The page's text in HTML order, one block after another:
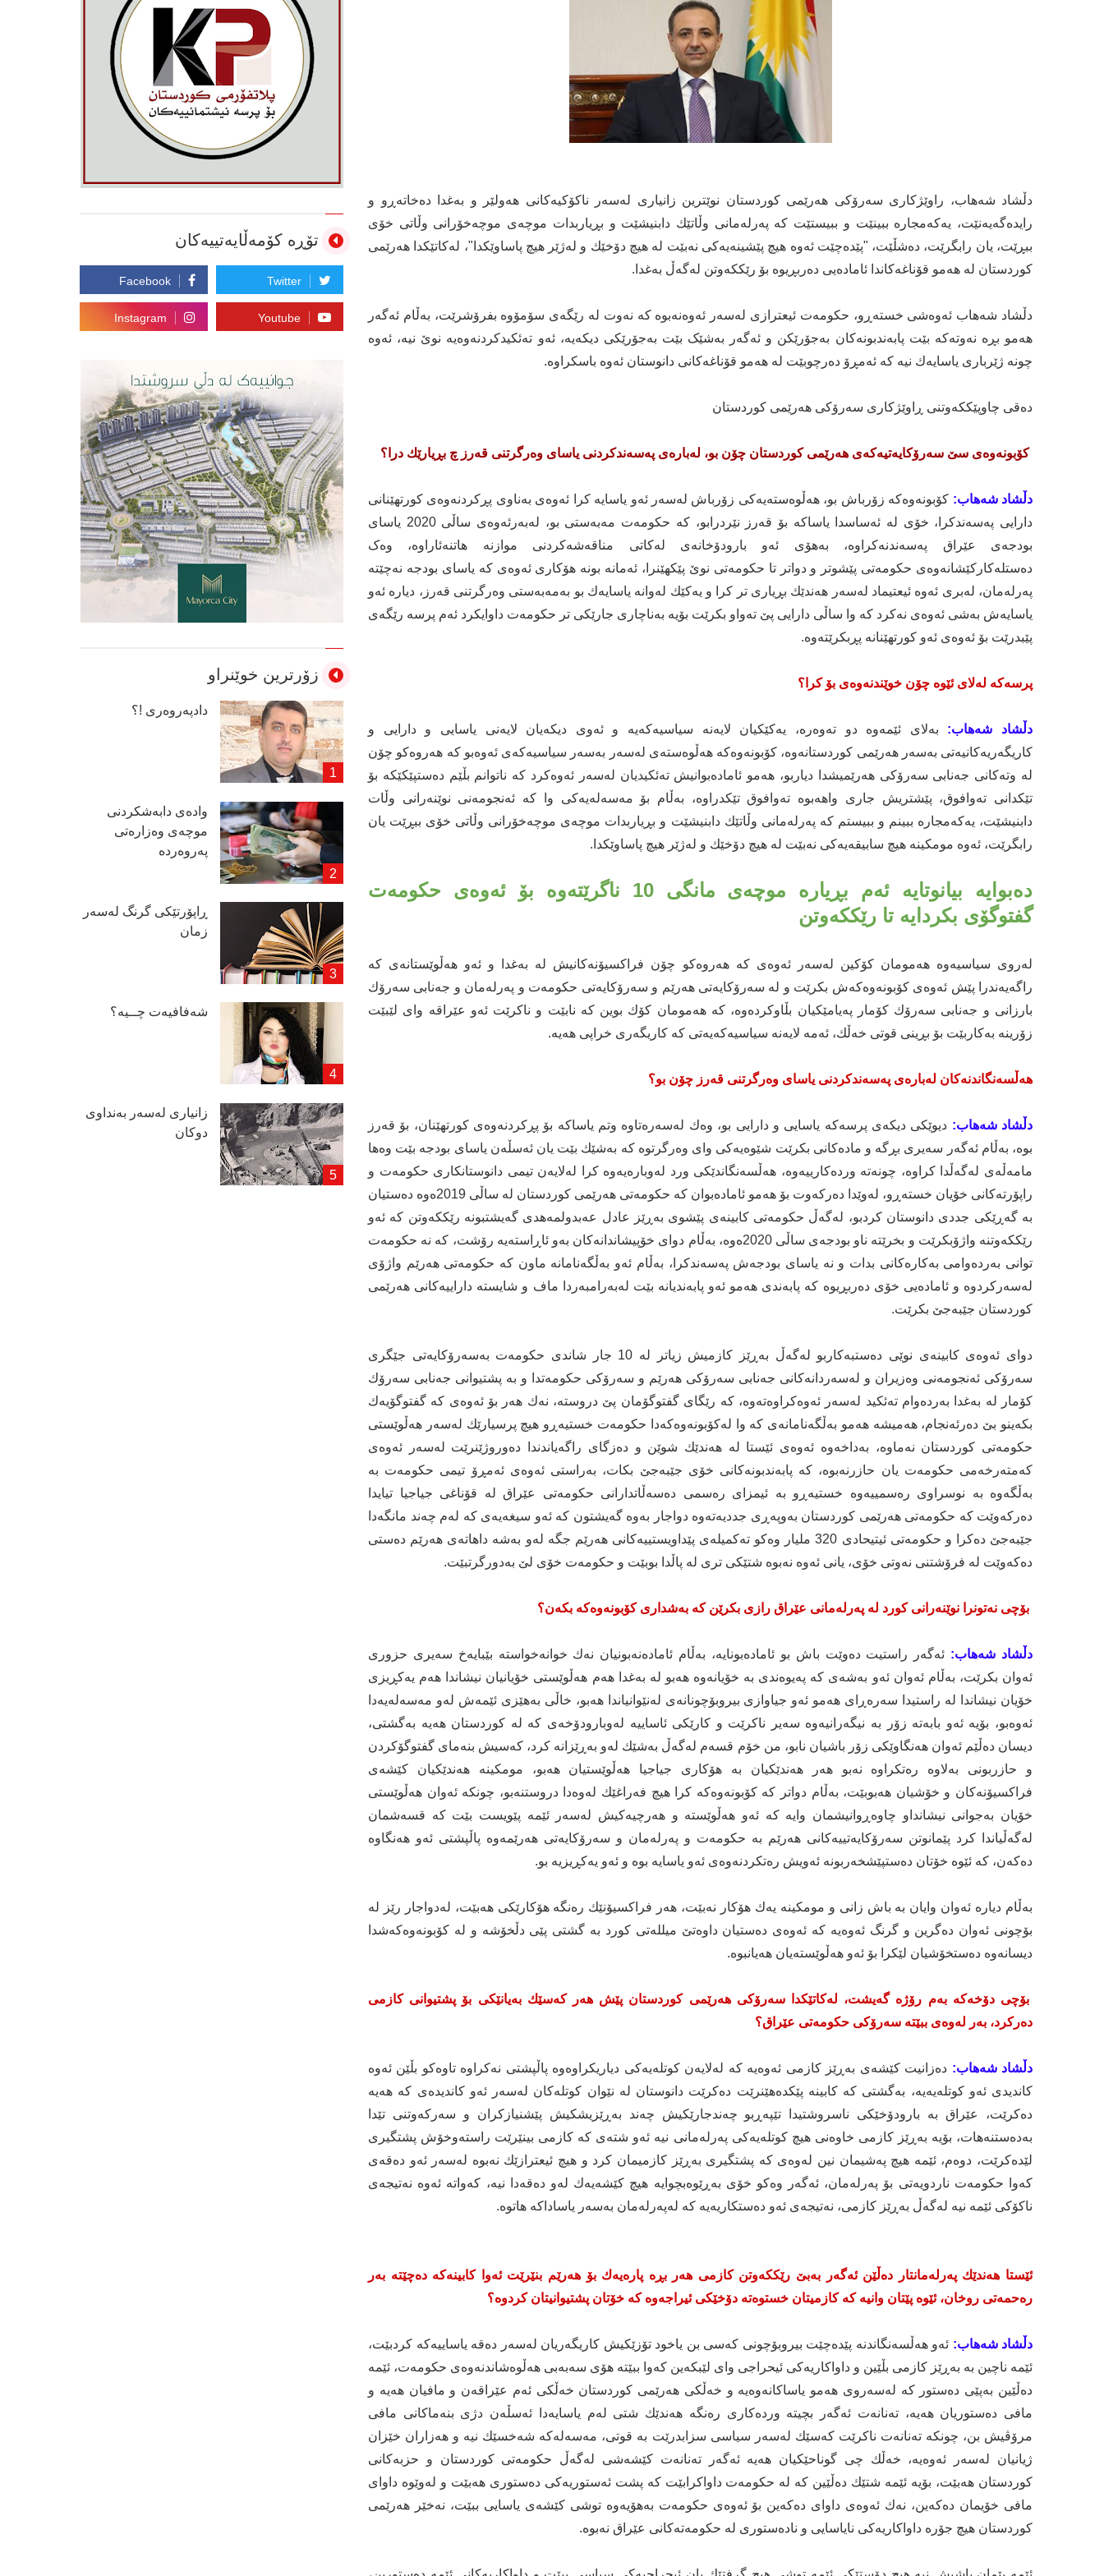
دڵشاد شەھاب، راوێژکاری سەرۆکی ھەرێمی کوردستان نوێترین زانیاری لەسەر ناکۆکیەکانی ھەولێر و بەغدا دەخاتەڕو و
رایدەگەیەنێت، یه‌كه‌مجاره‌ ببینێت و ببیستێت كه‌ په‌رله‌مانی وڵاتێك دابنیشێت و بڕیاربدات موچه‌ی موچه‌خۆرانی وڵاتی خۆی
ببڕێت، یان رابگرێت، دەشڵێت، "پێدەچێت ئه‌وه‌ هیچ پێشینەیەکی نه‌بێت له‌ هیچ دۆخێك و له‌ژێر هیچ پاساوێكدا"، لەکاتێکدا هەرێمی
کوردستان لە هەمو قۆناغەکاندا ئامادەیی دەربڕیوە بۆ رێککەوتن لەگەڵ بەغدا.
دڵشاد شەھاب ئەوەشی خستەڕو، حكومه‌ت ئیعترازی له‌سه‌ر ئه‌وه‌نه‌بوه‌ كه‌ نه‌وت له‌ رێگه‌ی سۆمۆوه‌ بفرۆشرێت، بەڵام ئه‌گه‌ر
هەمو بڕە نەوتەکە بێت پابەندبونەکان بەجۆرێکن و ئەگەر بەشێک بێت بەجۆرێکی دیکەیە، ئه‌و ته‌ئكیدكردنه‌وه‌یه‌ نوێ نیه‌، ئه‌وه‌
چونه‌ ژێرباری یاسایه‌ك نیه‌ كه‌ ئه‌مڕۆ ده‌رچوبێت له‌ هه‌مو قۆناغه‌كانی دانوستان ئەوە باسکراوە.
دەقی چاوپێککەوتنی ڕاوێژکاری سەرۆکی هەرێمی کوردستان
كۆبونه‌وه‌ی سێ سه‌رۆكایه‌تیه‌كه‌ی هه‌رێمی‌ كوردستان چۆن بو، له‌باره‌ی په‌سه‌ندكردنی یاسای وه‌رگرتنی قه‌رز چ بڕیارێك درا؟
دڵشاد شه‌هاب: كۆبونه‌وه‌كه‌ زۆرباش بو، هه‌ڵوه‌سته‌یه‌كی زۆرباش له‌سه‌ر ئه‌و یاسایه‌ كرا ئه‌وه‌ی به‌ناوی پڕكردنه‌وه‌ی كورتهێنانی
دارایی په‌سه‌ندكرا، خۆی له‌ ئه‌ساسدا یاساكه‌ بۆ قه‌رز نێردرابو، كه‌ حكومه‌ت مه‌به‌ستی بو، له‌به‌رئه‌وه‌ی ساڵی 2020 یاسای
بودجه‌ی عێراق په‌سه‌ندنه‌كراوه‌، بەهۆی ئەو بارودۆخانه‌ی له‌كاتی مناقه‌شه‌كردنی موازنه‌ هاتنه‌ئاراوه‌، وەک
ده‌ستله‌كاركێشانه‌وه‌ی حكومه‌تی پێشوتر و دواتر تا حكومه‌تی نوێ پێکهێنرا، ئه‌مانه‌ بونه‌ هۆكاری ئه‌وه‌ی كه‌ یاسای بودجه‌ نه‌چێته‌
په‌رله‌مان، له‌بری ئه‌وه‌ ئیعتیماد له‌سه‌ر هه‌ندێك بڕیاری تر كرا و یه‌كێك له‌وانه‌ یاسایه‌ك بو به‌مه‌به‌ستی وه‌رگرتنی قه‌رز، دیاره‌ ئه‌و
یاسایه‌ش به‌شی ئه‌وه‌ی نه‌كرد كه‌ وا ساڵی دارایی پێ ته‌واو بكرێت بۆیه‌ به‌ناچاری جارێكی تر حكومه‌ت داوایكرد ئه‌م پرسه‌ رێگه‌ی
پێبدرێت بۆ ئه‌وه‌ی ئه‌و كورتهێنانه‌ پڕبكرێته‌وه‌.
پرسەکە لەلای ئێوە چۆن خوێندنەوەی بۆ کرا؟
دڵشاد شه‌هاب: به‌لای ئێمه‌وە دو ته‌وه‌ره‌، یه‌كێكیان لایه‌نه‌ سیاسیه‌كه‌یه‌ و ئه‌وی دیكه‌یان لایه‌نی یاسایی و دارایی و
كاریگه‌ریه‌كانیه‌تی به‌سه‌ر هه‌رێمی كوردستانه‌وه‌، كۆبونه‌وه‌كه‌ هه‌ڵوه‌سته‌ی له‌سه‌ر به‌سه‌ر سیاسیه‌كه‌ی ئه‌وه‌بو كه‌ هه‌روه‌كو چۆن
له‌ وته‌كانی جه‌نابی سه‌رۆكی هه‌رێمیشدا دیاربو، هه‌مو ئاماده‌بوانیش ته‌ئكیدیان له‌سه‌ر ئه‌وه‌كرد كه‌ ناتوانم بڵێم ده‌ستپێكێكه بۆ
تێکدانی تەوافوق‌، پێشتریش جاری واهه‌بوه‌ ته‌وافوق تێكدراوه‌، به‌ڵام بۆ مه‌سه‌له‌یه‌كی وا كه‌ ئه‌نجومه‌نی نوێنه‌رانی وڵات
دابنیشێت، یه‌كه‌مجاره‌ ببینم و ببیستم كه‌ په‌رله‌مانی وڵاتێك دابنیشێت و بڕیاربدات موچه‌ی موچه‌خۆرانی وڵاتی خۆی ببڕێت یان
رابگرێت، ئه‌وه‌ مومكینه‌ هیچ سابیقه‌یه‌كی نه‌بێت له‌ هیچ دۆخێك و له‌ژێر هیچ پاساوێكدا.
ده‌بوایه‌ بیانوتایه‌ ئه‌م بڕیاره‌ موچه‌ی مانگی 10 ناگرێته‌وه‌ بۆ ئه‌وه‌ی حكومه‌ت
گفتوگۆی بكردایه‌ تا رێككه‌وتن
له‌روی سیاسیه‌وه‌ هه‌مومان كۆكین له‌سه‌ر ئه‌وه‌ی كه‌ هه‌روه‌كو چۆن فراكسیۆنه‌كانیش له‌ به‌غدا و ئه‌و هه‌ڵوێستانه‌ی كه‌
راگه‌یه‌ندرا پێش ئه‌وه‌ی كۆبونه‌وه‌كه‌ش بكرێت و له‌ سه‌رۆكایه‌تی هه‌رێم و سه‌رۆكایه‌تی حكومه‌ت و په‌رله‌مان و جه‌نابی سه‌رۆك
بارزانی و جه‌نابی سه‌رۆك كۆمار په‌یامێكیان بڵاوکردەوە، كه‌ هه‌مومان كۆك بوین كه‌ نابێت و ناكرێت ئه‌و عێراقه‌ وای لێبێت
زۆرینە به‌كاربێت بۆ بڕینی قوتی خه‌ڵك، ئه‌مه‌ لایه‌نه‌ سیاسیه‌كه‌یه‌تی كه‌ كاریگه‌ری خراپی هه‌یه‌.
هەڵسەنگاندنەکان لەبارەی پەسەندکردنی یاسای وەرگرتنی قەرز چۆن بو؟
دڵشاد شه‌هاب: دیوێکی دیکەی پرسەکە یاسایی و دارایی بو‌، وه‌ك له‌سه‌ره‌تاوه‌ وتم یاساكه‌ بۆ پڕكردنه‌وه‌ی كورتهێنان، بۆ قه‌رز
بوه‌، به‌ڵام ئه‌گه‌ر سه‌یری بڕگه‌ و ماده‌كانی بكرێت شێوەیەکی وای وه‌رگرتوه‌ كه‌ به‌شێك بێت یان ئه‌سڵه‌ن یاسای بودجه‌ بێت وه‌ها
مامه‌ڵه‌ی له‌گه‌ڵدا كراوه‌، چونه‌ته‌ ورده‌كارییه‌وه‌، هه‌ڵسه‌نگاندێكی ورد له‌وباره‌یه‌وه‌ كرا له‌لایه‌ن تیمی دانوستانكاری حكومه‌ت و
راپۆرته‌كانی خۆیان خسته‌ڕو، له‌وێدا ده‌ركه‌وت بۆ هه‌مو ئاماده‌بوان كه‌ حكومه‌تی هه‌رێمی كوردستان له‌ ساڵی 2019ه‌وه‌ ده‌ستیان
به‌ گه‌ڕێكی جددی دانوستان كردبو، له‌گه‌ڵ حكومه‌تی كابینه‌ی پێشوی به‌ڕێز عادل عه‌بدولمه‌هدی گه‌یشتبونه‌ رێككه‌وتن كه‌ ئه‌و
رێككه‌وتنه‌ واژۆبكرێت و بخرێته‌ ناو بودجه‌ی ساڵی 2020ه‌وه،‌ به‌ڵام دوای خۆپیشاندانه‌كان به‌و ئاڕاسته‌یه‌ رۆشت، كه‌ نه‌ حكومه‌ت
توانی به‌رده‌وامی به‌كاره‌كانی بدات و نه‌ یاسای بودجه‌ش په‌سه‌ندكرا، به‌ڵام ئه‌و به‌ڵگه‌نامانه‌ ماون كه‌ حكومه‌تی هه‌رێم واژۆی
له‌سه‌ركردوه‌ و ئاماده‌یی خۆی ده‌ربڕیوه‌ كه‌ پابه‌ندی هه‌مو ئه‌و پابەندیانە بێت له‌به‌رامبه‌ردا ماف و شایسته‌ داراییه‌كانی هه‌رێمی
كوردستان جێبه‌جێ بكرێت.
دوای ئه‌وه‌ی كابینه‌ی نوێی ده‌ستبه‌كاربو له‌گه‌ڵ به‌ڕێز كازمیش زیاتر له‌ 10 جار شاندی حكومه‌ت به‌سه‌رۆكایه‌تی جێگری
سه‌رۆكی ئه‌نجومه‌نی وه‌زیران و له‌سه‌ردانه‌كانی جه‌نابی سه‌رۆكی هه‌رێم و سه‌رۆكی حكومه‌تدا و به‌ پشتیوانی جه‌نابی سه‌رۆك
كۆمار له‌ به‌غدا به‌رده‌وام ته‌ئكید له‌سه‌ر ئه‌وه‌كراوه‌ته‌وه،‌ كه‌ رێگای گفتوگۆمان پێ دروسته‌، نه‌ك هه‌ر بۆ ئه‌وه‌ی كه‌ گفتوگۆیه‌ك
بكه‌ینو بێ ده‌رئه‌نجام، هه‌میشه‌ هه‌مو به‌ڵگه‌نامانه‌ی كه‌ وا له‌كۆبونه‌وه‌كه‌دا حكومه‌ت خستیه‌ڕو هیچ پرسیارێك له‌سه‌ر هه‌ڵوێستی
حكومه‌تی كوردستان نه‌ماوه‌، به‌داخه‌وه‌ ئه‌وه‌ی ئێستا له‌ هه‌ندێك شوێن و ده‌زگای راگه‌یاندندا ده‌وروژێنرێت له‌سه‌ر ئه‌وه‌ی
كه‌مته‌رخه‌می حكومه‌ت یان حازرنه‌بوه‌، كه‌ پابه‌ندبونه‌كانی خۆی جێبه‌جێ بكات، به‌راستی ئه‌وه‌ی ئه‌مڕۆ تیمی حكومه‌ت به‌
به‌ڵگه‌وه‌ به‌ نوسراوی ره‌سمییه‌وه‌ خستیه‌ڕو به‌ ئیمزای ره‌سمی ده‌سه‌ڵاتدارانی حكومه‌تی عێراق له‌ قۆناغی جیاجیا تیایدا
ده‌ركه‌وێت كه‌ حكومه‌تی هه‌رێمی كوردستان به‌وپه‌ڕی جددیه‌ته‌وه‌ دواجار به‌وه‌ گه‌یشتون كه‌ ئه‌و سیغه‌یه‌ی كه‌ له‌م چه‌ند مانگه‌دا
جێبه‌جێ ده‌كرا و حكومه‌تی ئیتیحادی 320 ملیار وه‌كو ته‌كمیله‌ی پێداویستییه‌كانی هه‌رێم جگه‌ له‌و به‌شه‌ داهاته‌ی هه‌رێم ده‌ستی
ده‌كه‌وێت له‌ فرۆشتنی نه‌وتی خۆی، یانی ئه‌وه‌ نه‌بوه‌ شتێكی تری له‌ پاڵدا بوبێت و حكومه‌ت خۆی لێ به‌دورگرتبێت.
بۆچی نه‌تونرا نوێنه‌رانی كورد له‌ په‌رله‌مانی عێراق رازی بكرێن كه‌ به‌شداری كۆبونه‌وه‌كه‌ بكه‌ن؟
دڵشاد شه‌هاب: ئه‌گه‌ر راستیت ده‌وێت باش بو ئاماده‌بونایه‌، به‌ڵام ئاماده‌نه‌بونیان نه‌ك خوانه‌خواسته‌ بێبایه‌خ سه‌یری حزوری
ئه‌وان بكرێت، به‌ڵام ئه‌وان ئه‌و به‌شه‌ی كه‌ په‌یوه‌ندی به‌ خۆیانه‌وه‌ هه‌بو له‌ به‌غدا هه‌م هه‌ڵوێستی خۆیانیان نیشاندا هه‌م یه‌كڕیزی
خۆیان نیشاندا لە راستیدا سه‌ره‌ڕای هه‌مو ئه‌و جیاوازی بیروبۆچونانه‌ی له‌نێوانیاندا هه‌بو، خاڵی به‌هێزی ئێمه‌ش له‌و مه‌سه‌له‌یه‌دا
ئه‌وه‌بو، بۆیه‌ ئه‌و بابه‌ته‌ زۆر به‌ نیگه‌رانیه‌وه‌ سه‌یر ناكرێت و كارێكی ئاساییه‌ له‌وبارودۆخه‌ی كه‌ له‌ كوردستان هه‌یه‌ به‌گشتی،
دیسان ده‌ڵێم ئه‌وان هه‌نگاوێكی زۆر باشیان نابو، من خۆم قسه‌م له‌گه‌ڵ به‌شێك له‌و به‌ڕێزانه‌ كرد، كه‌سیش بنه‌مای گفتوگۆكردن
و حازربونی به‌لاوه‌ ره‌تكراوه‌ نه‌بو هه‌ر هه‌ندێكیان به‌ هۆكاری جیاجیا هه‌ڵوێستیان هه‌بو، مومكینه‌ هه‌ندێكیان كێشه‌ی
فراكسیۆنه‌كان و خۆشیان هه‌بوبێت، به‌ڵام دواتر كه‌ كۆبونه‌وه‌كه‌ كرا هیچ فه‌راغێك له‌وه‌دا دروستنه‌بو، چونكه‌ ئه‌وان هه‌ڵوێستی
خۆیان به‌جوانی نیشانداو چاوەڕوانیشمان وایه‌ كه‌ ئه‌و هه‌ڵوێسته‌ و هه‌رچیه‌كیش له‌سه‌ر ئێمه‌ پێویست بێت كه‌ قسه‌شمان
له‌گه‌ڵیاندا كرد پێمانوتن سه‌رۆكایه‌تییه‌كانی هه‌رێم به‌ حكومه‌ت و په‌رله‌مان و سه‌رۆكایه‌تی هه‌رێمه‌وه‌ پاڵپشتی ئه‌و هه‌نگاوه‌
ده‌كه‌ن، كه‌ ئێوه‌ خۆتان ده‌ستپێشخه‌ربونه ئه‌ویش ره‌تكردنه‌وه‌ی ئه‌و یاسایه‌ بوه‌ و ئه‌و یه‌كڕیزیه‌ بو.
به‌ڵام دیاره‌ ئه‌وان وایان به‌ باش زانی و مومكینه‌ یه‌ك هۆكار نه‌بێت، هه‌ر فراكسیۆنێك ره‌نگه‌ هۆكارێكی هه‌بێت، له‌دواجار رێز له‌
بۆچونی ئه‌وان ده‌گرین و گرنگ ئه‌وه‌یه‌ كه‌ ئه‌وه‌ی ده‌ستیان داوه‌تێ میلله‌تی كورد به‌ گشتی پێی دڵخۆشه‌ و له‌ كۆبونه‌وه‌كه‌شدا
دیسانه‌وه‌ ده‌ستخۆشیان لێكرا بۆ ئه‌و هه‌ڵوێسته‌یان هه‌یانبوه‌.
بۆچی دۆخه‌كه‌ به‌م رۆژه‌ گه‌یشت، له‌كاتێكدا سه‌رۆكی هه‌رێمی كوردستان پێش هه‌ر كه‌سێك به‌یانێكی بۆ پشتیوانی كازمی
ده‌ركرد، به‌ر له‌وه‌ی ببێته‌ سه‌رۆكی حكومه‌تی عێراق؟
دڵشاد شه‌هاب: ده‌زانیت كێشه‌ی به‌ڕێز كازمی ئه‌وه‌یه‌ كه‌ له‌لایه‌ن كوتله‌یه‌كی دیاریكراوه‌وه‌ پاڵپشتی نه‌كراوه‌ تاوه‌كو بڵێن ئه‌وه‌
کاندیدی ئه‌و كوتله‌یه‌یه‌، بەگشتی كه‌ كابینه‌ پێکدەهێنرێت ده‌كرێت دانوستان له‌ نێوان كوتله‌كان له‌سه‌ر ئه‌و كاندیده‌ی كه‌ هه‌یه‌
دەکرێت، عێراق بە بارودۆخێكی ناسروشتیدا تێپه‌ڕبو چه‌ندجارێكیش چه‌ند به‌ڕێزیشكیش پێشنیازكران و سه‌ركه‌وتنی تێدا
به‌ده‌ستنه‌هات، بۆیه‌ به‌ڕێز كازمی خاوه‌نی هیچ كوتله‌یه‌كی په‌رله‌مانی نیه‌ ئه‌و شته‌ی كه‌ كازمی بینێرێت راسته‌وخۆش پشتگیری
لێده‌كرێت، دوه‌م، ئێمه‌ هیچ په‌شیمان نین له‌وه‌ی كه‌ پشتگیری به‌ڕێز كازمیمان كرد و هیچ ئیعترازێك نه‌بوه‌ له‌سه‌ر ئه‌و ده‌قه‌ی
كه‌وا حكومه‌ت ناردویه‌تی بۆ په‌رله‌مان، ئه‌گه‌ر وه‌كو خۆی به‌ڕێوه‌بچوایه‌ هیچ كێشه‌یه‌ك له‌و ده‌قه‌دا نیه‌، كه‌واته‌ ئه‌وه‌ نه‌تیجه‌ی
ناکۆکی ئێمه‌ نیه‌ له‌گه‌ڵ به‌ڕێز كازمی، نه‌تیجه‌ی ئه‌و ده‌ستكاریه‌یه‌ كه‌ له‌په‌رله‌مان به‌سه‌ر یاساداكه‌ هاتوه‌.
ئێستا هه‌ندێك په‌رله‌مانتار ده‌ڵێن ئه‌گه‌ر به‌بێ رێككه‌وتن كازمی هه‌ر بڕه‌ پاره‌یه‌ك بۆ هه‌رێم بنێرێت ئه‌وا كابینه‌كه‌ ده‌چێته‌ به‌ر
ره‌حمه‌تی روخان، ئێوه‌ پێتان وانیه‌ كه‌ كازمیتان خستوه‌ته‌‌ دۆخێكی ئیراجه‌وه‌ كه‌ خۆتان پشتیوانیتان كردوه‌؟
دڵشاد شه‌هاب: ئه‌و هه‌ڵسه‌نگاندنه‌ پێدەچێت بیروبۆچونی کەسی بن یاخود تۆزێكیش کاریگەریان له‌سه‌ر ده‌قه‌ یاساییه‌كه‌ كردبێت،
ئێمه‌ ناچین به‌ به‌ڕێز كازمی بڵێین و داواكاریه‌كی ئیحراجی وای لێبكه‌ین كه‌وا ببێته‌ هۆی سه‌به‌بی هه‌ڵوه‌شاندنه‌وه‌ی حكومه‌ت، ئێمه‌
ده‌ڵێین به‌پێی ده‌ستور كه‌ له‌سه‌روی هه‌مو یاساكانه‌وه‌یه‌ و خه‌ڵكی هه‌رێمی كوردستان خه‌ڵكی ئه‌م عێراقه‌ن و مافیان هه‌یه‌ و
مافی ده‌ستوریان هه‌یه‌، ته‌نانه‌ت ئه‌گه‌ر بچیته‌ ورده‌كاری ره‌نگه‌ هه‌ندێك شتی له‌م یاسایه‌دا ئه‌سڵه‌ن دژی بنه‌ماكانی مافی
مرۆڤیش بن، چونكه‌ ته‌نانه‌ت ناكرێت كه‌سێك له‌سه‌ر سیاسی سزابدرێت به‌ قوتی، مه‌سه‌له‌کە شه‌خسێك نیه‌ و هه‌زاران خێزان
ژیانیان له‌سه‌ر ئه‌وه‌یه‌، خه‌ڵك چی گوناحێكیان هه‌یه‌ ئه‌گه‌ر ته‌نانه‌ت كێشه‌شی له‌گه‌ڵ حكومه‌تی كوردستان و حزبه‌كانی
كوردستان هه‌بێت، بۆیه‌ ئێمه‌ شتێك ده‌ڵێین كه‌ له‌ حكومه‌ت داواكرابێت كه‌ پشت ئه‌ستوریه‌كی ده‌ستوری هه‌بێت و له‌وێوه‌ داوای
مافی خۆیمان ده‌كه‌ین، نه‌ك ئه‌وه‌ی داوای دەکەین بۆ ئه‌وه‌ی حكومه‌ت به‌هۆیه‌وه‌ توشی كێشه‌ی یاسایی ببێت، نه‌خێر هه‌رێمی
كوردستان هیچ جۆره‌ داواكاریه‌كی نایاسایی و ناده‌ستوری له‌ حكومه‌ته‌كانی عێراق نه‌بوه‌.
تۆڕە کۆمەڵایەتییەکان
زۆرترین خوێنراو
دادپەروەری !؟
وادەی دابەشكردنی
موچەی وەزارەتی
پەروەردە
ڕاپۆرتێكی گرنگ لەسەر
زمان
شەفافیەت چــیە؟
زانیاری لەسەر بەنداوی
دوكان